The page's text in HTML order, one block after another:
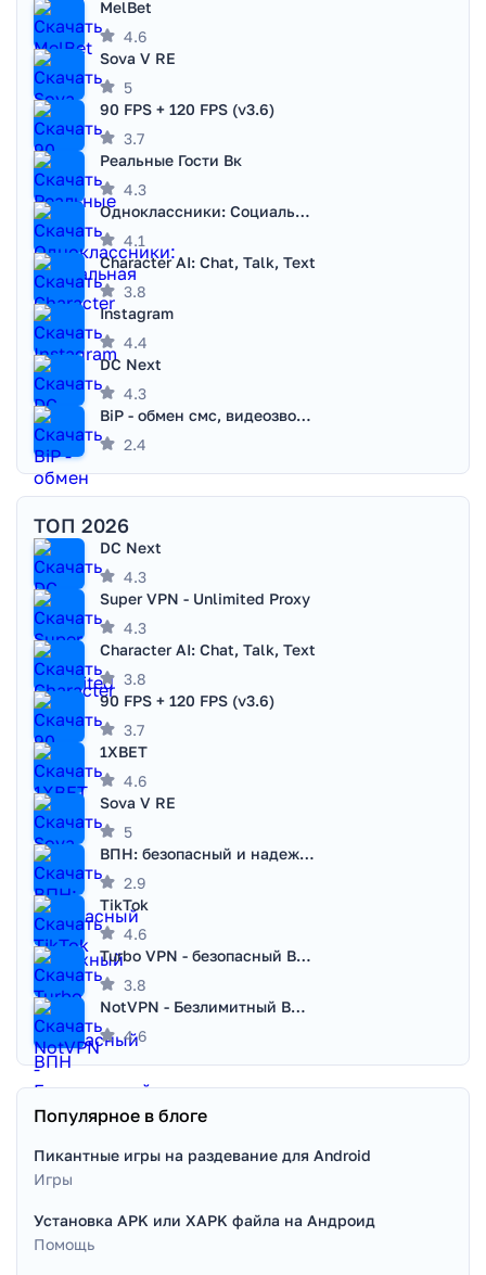
MelBet
4.6
Sova V RE
5
90 FPS + 120 FPS (v3.6)
3.7
Реальные Гости Вк
4.3
Одноклассники: Социальная сеть
4.1
Character AI: Chat, Talk, Text
3.8
Instagram
4.4
DC Next
4.3
BiP - обмен смс, видеозвонками
2.4
ТОП 2026
DC Next
4.3
Super VPN - Unlimited Proxy
4.3
Character AI: Chat, Talk, Text
3.8
90 FPS + 120 FPS (v3.6)
3.7
1XBET
4.6
Sova V RE
5
ВПН: безопасный и надежный VPN
2.9
TikTok
4.6
Turbo VPN - безопасный ВПН
3.8
NotVPN - Безлимитный ВПН | VPN
4.6
Популярное в блоге
Пикантные игры на раздевание для Android
Игры
Установка APK или XAPK файла на Андроид
Помощь